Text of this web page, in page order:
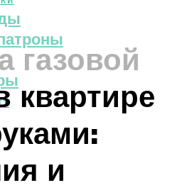
газовой
квартире
и